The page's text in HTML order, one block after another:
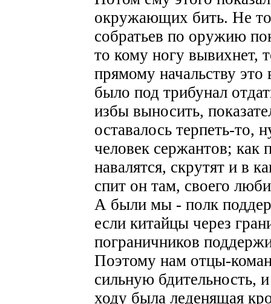
окружающих бить. Не
собратьев по оружию
то кому ногу вывихнет,
прямому начальству это
было под трибунал
избы выносить,
оставалось терпеть-то,
человек сержантов; как
навалятся, скрутят и в
спит он там, своего
А были мы - полк
если китайцы через
пограничников
Поэтому нам отцы-
сильную бдительность,
ходу была леденящая